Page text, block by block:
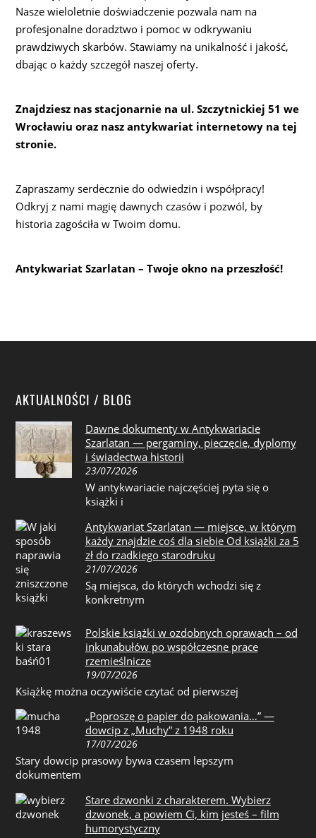
Nasze wieloletnie doświadczenie pozwala nam na
profesjonalne doradztwo i pomoc w odkrywaniu
prawdziwych skarbów. Stawiamy na unikalność i jakość,
dbając o każdy szczegół naszej oferty.
Znajdziesz nas stacjonarnie na ul. Szczytnickiej 51 we
Wrocławiu oraz nasz antykwariat internetowy na tej
stronie.
Zapraszamy serdecznie do odwiedzin i współpracy!
Odkryj z nami magię dawnych czasów i pozwól, by
historia zagościła w Twoim domu.
Antykwariat Szarlatan – Twoje okno na przeszłość!
AKTUALNOŚCI / BLOG
Dawne dokumenty w Antykwariacie
Szarlatan — pergaminy, pieczęcie, dyplomy
i świadectwa historii
23/07/2026
W antykwariacie najczęściej pyta się o
książki i
Antykwariat Szarlatan — miejsce, w którym
każdy znajdzie coś dla siebie Od książki za 5
zł do rzadkiego starodruku
21/07/2026
Są miejsca, do których wchodzi się z
konkretnym
Polskie książki w ozdobnych oprawach – od
inkunabułów po współczesne prace
rzemieślnicze
19/07/2026
Książkę można oczywiście czytać od pierwszej
„Poproszę o papier do pakowania…” —
dowcip z „Muchy” z 1948 roku
17/07/2026
Stary dowcip prasowy bywa czasem lepszym
dokumentem
Stare dzwonki z charakterem. Wybierz
dzwonek, a powiem Ci, kim jesteś – film
humorystyczny